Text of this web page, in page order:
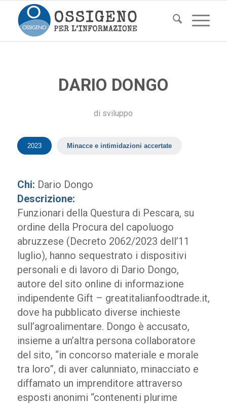
DARIO DONGO
di sviluppo
2023 Minacce e intimidazioni accertate
Chi: Dario Dongo
Descrizione:
Funzionari della Questura di Pescara, su
ordine della Procura del capoluogo
abruzzese (Decreto 2062/2023 dell’11
luglio), hanno sequestrato i dispositivi
personali e di lavoro di Dario Dongo,
autore del sito online di informazione
indipendente Gift – greatitalianfoodtrade.it,
dove ha pubblicato diverse inchieste
sull’agroalimentare. Dongo è accusato,
insieme a un’altra persona collaboratore
del sito, “in concorso materiale e morale
tra loro”, di aver calunniato, minacciato e
diffamato un imprenditore attraverso
esposti anonimi “contenenti plurime